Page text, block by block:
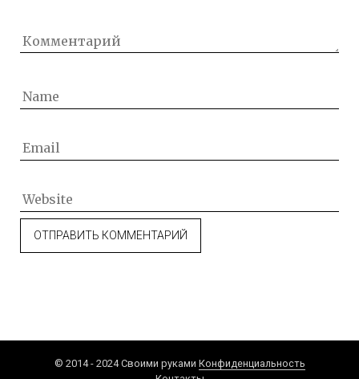
© 2014 - 2024 Своими руками Конфиденциальность